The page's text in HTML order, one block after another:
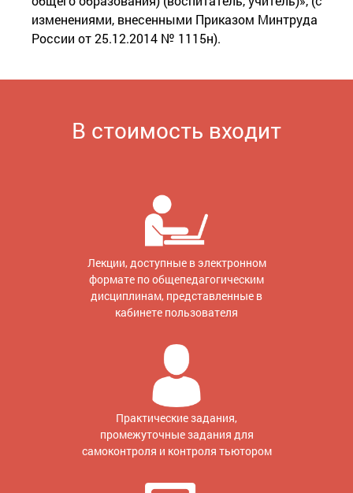
изменениями, внесенными Приказом Минтруда
России от 25.12.2014 № 1115н).
В стоимость входит
Лекции, доступные в электронном
формате по общепедагогическим
дисциплинам, представленные в
кабинете пользователя
Практические задания,
промежуточные задания для
самоконтроля и контроля тьютором